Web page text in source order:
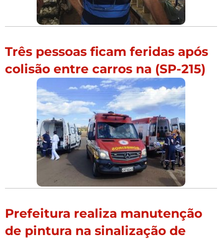
Três pessoas ficam feridas após
colisão entre carros na (SP-215)
Prefeitura realiza manutenção
de pintura na sinalização de